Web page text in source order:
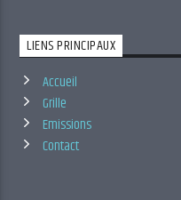
LIENS PRINCIPAUX
Accueil
Grille
Emissions
Contact